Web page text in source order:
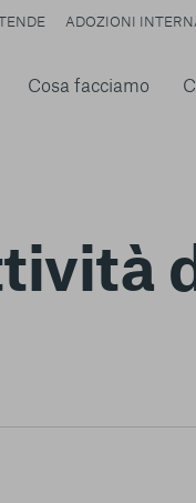
Cosa facciamo
ADOZIONI